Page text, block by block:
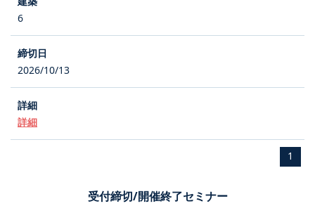
6
2026/10/13
詳細
1
受付締切/開催終了セミナー